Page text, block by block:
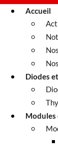
Accueil
Diodes
Modules